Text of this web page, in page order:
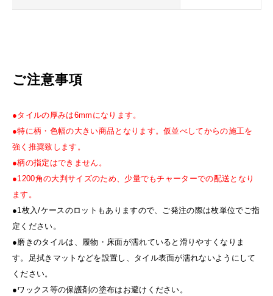
ご注意事項
●タイルの厚みは6mmになります。
●特に柄・色幅の大きい商品となります。仮並べしてからの施工を
強く推奨致します。
●柄の指定はできません。
●1200角の大判サイズのため、少量でもチャーターでの配送となり
ます。
●1枚入/ケースのロットもありますので、ご発注の際は枚単位でご指
定ください。
●磨きのタイルは、履物・床面が濡れていると滑りやすくなりま
す。足拭きマットなどを設置し、タイル表面が濡れないようにして
ください。
●ワックス等の保護剤の塗布はお避けください。